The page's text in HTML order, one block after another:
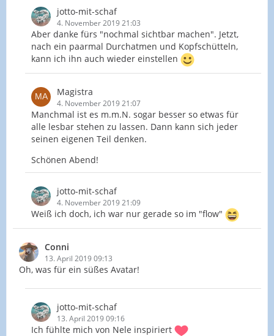
jotto-mit-schaf
4. November 2019 21:03
Aber danke fürs "nochmal sichtbar machen". Jetzt,
nach ein paarmal Durchatmen und Kopfschütteln,
kann ich ihn auch wieder einstellen
Magistra
4. November 2019 21:07
Manchmal ist es m.m.N. sogar besser so etwas für
alle lesbar stehen zu lassen. Dann kann sich jeder
seinen eigenen Teil denken.
Schönen Abend!
jotto-mit-schaf
4. November 2019 21:09
Weiß ich doch, ich war nur gerade so im "flow"
Conni
13. April 2019 09:13
Oh, was für ein süßes Avatar!
jotto-mit-schaf
13. April 2019 09:16
Ich fühlte mich von Nele inspiriert